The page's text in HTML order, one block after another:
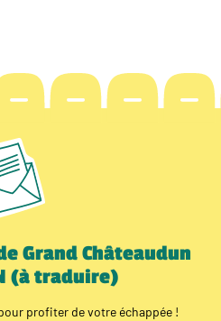
Grand Châteaudun
(à traduire)
profiter de votre échappée !